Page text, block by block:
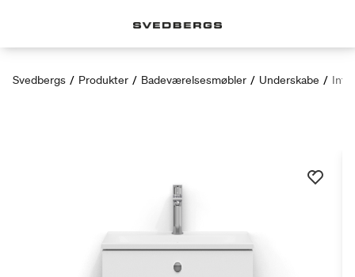
Svedbergs / Produkter / Badeværelsesmøbler / Underskabe /